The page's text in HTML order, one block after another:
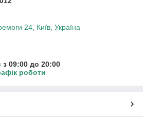
24, Київ, Україна
09:00 до 20:00
роботи